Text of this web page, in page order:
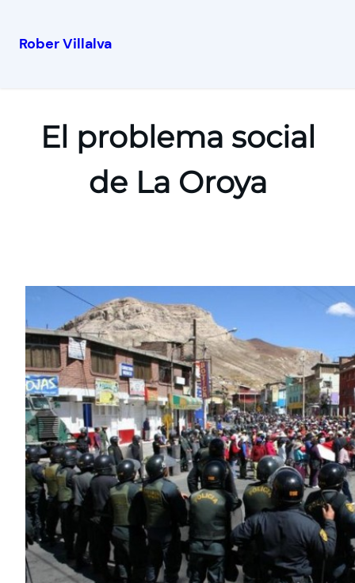
Rober Villalva
El problema social
de La Oroya